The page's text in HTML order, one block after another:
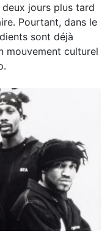
jours plus tard
Pourtant, dans le
sont déjà
mouvement culturel